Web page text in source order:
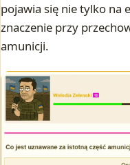
pojawia się nie tylko na
znaczenie przy
amunicji.